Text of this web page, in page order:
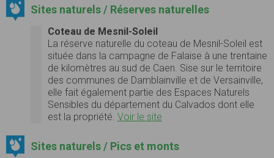
Sites naturels / Réserves naturelles
Coteau de Mesnil-Soleil
La réserve naturelle du coteau de Mesnil-Soleil est
située dans la campagne de Falaise à une trentaine
de kilomètres au sud de Caen. Sise sur le territoire
des communes de Damblainville et de Versainville,
elle fait également partie des Espaces Naturels
Sensibles du département du Calvados dont elle
est la propriété. Voir le site
Sites naturels / Pics et monts